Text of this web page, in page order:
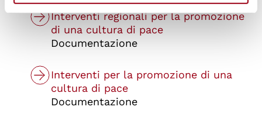
Interventi regionali per la promozione
di una cultura di pace
Documentazione
Interventi per la promozione di una
cultura di pace
Documentazione